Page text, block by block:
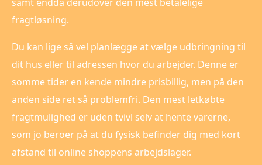
fragtløsning.
Du kan lige så vel planlægge at vælge udbringning til
dit hus eller til adressen hvor du arbejder. Denne er
somme tider en kende mindre prisbillig, men på den
anden side ret så problemfri. Den mest letkøbte
fragtmulighed er uden tvivl selv at hente varerne,
som jo beroer på at du fysisk befinder dig med kort
afstand til online shoppens arbejdslager.